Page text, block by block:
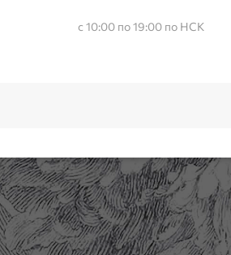
с 10:00 по 19:00 по НСК